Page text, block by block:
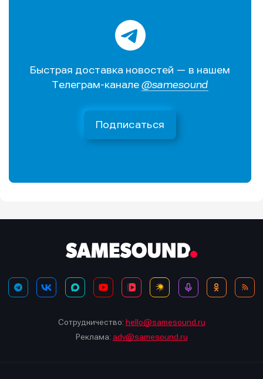
Быстрая доставка новостей — в нашем
Телеграм-канале @samesound
Подписаться
Сотрудничество: hello@samesound.ru
Реклама: adv@samesound.ru